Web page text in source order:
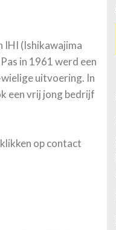
IHI (Ishikawajima
in 1961 werd een
uitvoering. In
een vrij jong bedrijf
op contact